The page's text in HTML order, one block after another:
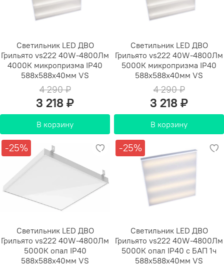
Светильник LED ДВО
Грильято vs222 40W-4800Лм
4000К микропризма IP40
588х588х40мм VS
4 290 ₽
3 218 ₽
В корзину
Светильник LED ДВО
Грильято vs222 40W-4800Лм
5000К микропризма IP40
588х588х40мм VS
4 290 ₽
3 218 ₽
В корзину
-25%
Светильник LED ДВО
Грильято vs222 40W-4800Лм
5000К опал IP40
588х588х40мм VS
-25%
Светильник LED ДВО
Грильято vs222 40W-4800Лм
5000К опал IP40 с БАП 1ч
588х588х40мм VS